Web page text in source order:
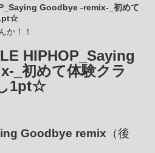
Goodbye -remix-_初めて
か！！
HIPHOP_Saying
_初めて体験クラ
1pt☆
Goodbye remix （後